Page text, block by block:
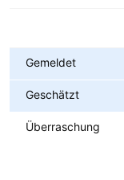
Gemeldet
Geschätzt
Überraschung